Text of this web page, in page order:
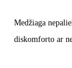
Medžiaga
diskomforto ar